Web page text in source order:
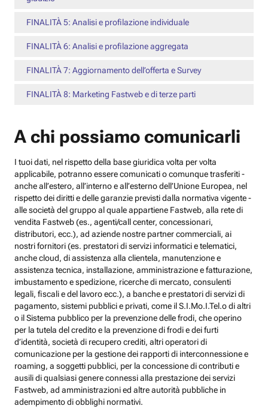
FINALITÀ 5: Analisi e profilazione individuale
FINALITÀ 6: Analisi e profilazione aggregata
FINALITÀ 7: Aggiornamento dell’offerta e Survey
FINALITÀ 8: Marketing Fastweb e di terze parti
A chi possiamo comunicarli
I tuoi dati, nel rispetto della base giuridica volta per volta
applicabile, potranno essere comunicati o comunque trasferiti -
anche all’estero, all’interno e all’esterno dell’Unione Europea, nel
rispetto dei diritti e delle garanzie previsti dalla normativa vigente -
alle società del gruppo al quale appartiene Fastweb, alla rete di
vendita Fastweb (es., agenti/call center, concessionari,
distributori, ecc.), ad aziende nostre partner commerciali, ai
nostri fornitori (es. prestatori di servizi informatici e telematici,
anche cloud, di assistenza alla clientela, manutenzione e
assistenza tecnica, installazione, amministrazione e fatturazione,
imbustamento e spedizione, ricerche di mercato, consulenti
legali, fiscali e del lavoro ecc.), a banche e prestatori di servizi di
pagamento, sistemi pubblici e privati, come il S.I.Mo.I.Tel.o di altri
o il Sistema pubblico per la prevenzione delle frodi, che operino
per la tutela del credito e la prevenzione di frodi e dei furti
d’identità, società di recupero crediti, altri operatori di
comunicazione per la gestione dei rapporti di interconnessione e
roaming, a soggetti pubblici, per la concessione di contributi e
ausili di qualsiasi genere connessi alla prestazione dei servizi
Fastweb, ad amministrazioni ed altre autorità pubbliche in
adempimento di obblighi normativi.